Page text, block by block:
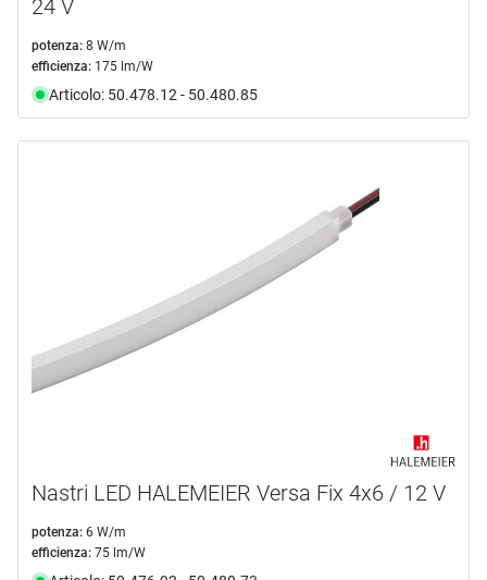
24 V
potenza: 8 W/m
efficienza: 175 lm/W
Articolo: 50.478.12 - 50.480.85
Nastri LED HALEMEIER Versa Fix 4x6 / 12 V
potenza: 6 W/m
efficienza: 75 lm/W